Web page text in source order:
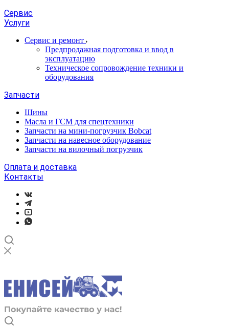
Сервис
Услуги
Сервис и ремонт
Предпродажная подготовка и ввод в
эксплуатацию
Техническое сопровождение техники и
оборудования
Запчасти
Шины
Масла и ГСМ для спецтехники
Запчасти на мини-погрузчик Bobcat
Запчасти на навесное оборудование
Запчасти на вилочный погрузчик
Оплата и доставка
Контакты